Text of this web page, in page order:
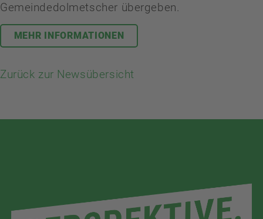
Gemeindedolmetscher übergeben.
MEHR INFORMATIONEN
Zurück zur Newsübersicht